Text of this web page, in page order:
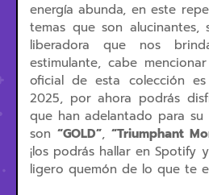
energía abunda, en este
temas que son alucinantes,
liberadora que nos
estimulante, cabe
oficial de esta colección
2025, por ahora podrás
que han adelantado para su
son “GOLD”, “Triumphant
¡los podrás hallar en Spotify
ligero quemón de lo que te